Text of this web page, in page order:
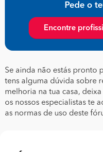
Pede o
Encontre
Se ainda não estás pronto
tens alguma dúvida sobre
melhoria na tua casa, deixa
os nossos especialistas te
as normas de uso deste